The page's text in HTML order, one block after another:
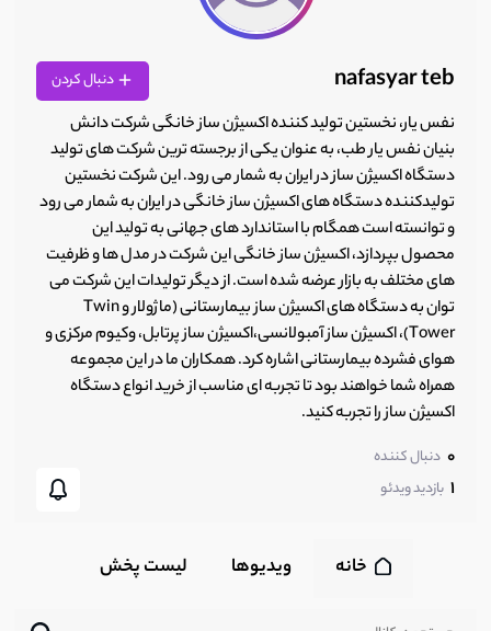
nafasyar teb دنبال کردن
نفس یار، نخستین تولید کننده اکسیژن ساز خانگی شرکت دانش
بنیان نفس یار طب، به عنوان یکی از برجسته ترین شرکت های تولید
دستگاه اکسیژن ساز در ایران به شمار می رود. این شرکت نخستین
تولیدکننده دستگاه های اکسیژن ساز خانگی در ایران به شمار می رود
و توانسته است همگام با استاندارد های جهانی به تولید این
محصول بپردازد، اکسیژن ساز خانگی این شرکت در مدل ها و ظرفیت
های مختلف به بازار عرضه شده است. از دیگر تولیدات این شرکت می
توان به دستگاه های اکسیژن ساز بیمارستانی (ماژولار و Twin
Tower)، اکسیژن ساز آمبولانسی،اکسیژن ساز پرتابل، وکیوم مرکزی و
هوای فشرده بیمارستانی اشاره کرد. همکاران ما در این مجموعه
همراه شما خواهند بود تا تجربه ای مناسب از خرید انواع دستگاه
اکسیژن ساز را تجربه کنید.
0 دنبال کننده
1 بازدید ویدئو
خانه ویدیوها لیست پخش‌